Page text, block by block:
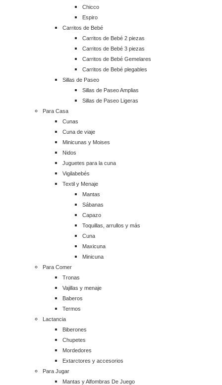
Chicco
Espiro
Carritos de Bebé
Carritos de Bebé 2 piezas
Carritos de Bebé 3 piezas
Carritos de Bebé Gemelares
Carritos de Bebé plegables
Sillas de Paseo
Sillas de Paseo Amplias
Sillas de Paseo Ligeras
Para Casa
Cunas
Cuna de viaje
Minicunas y Moises
Nidos
Juguetes para la cuna
Vigilabebés
Textil y Menaje
Mantas
Sábanas
Capazo
Toquillas, arrullos y más
Cuna
Maxicuna
Minicuna
Para Comer
Tronas
Vajillas y menaje
Baberos
Termos
Lactancia
Biberones
Chupetes
Mordedores
Extarctores y accesorios
Para Jugar
Mantas y Alfombras De Juego